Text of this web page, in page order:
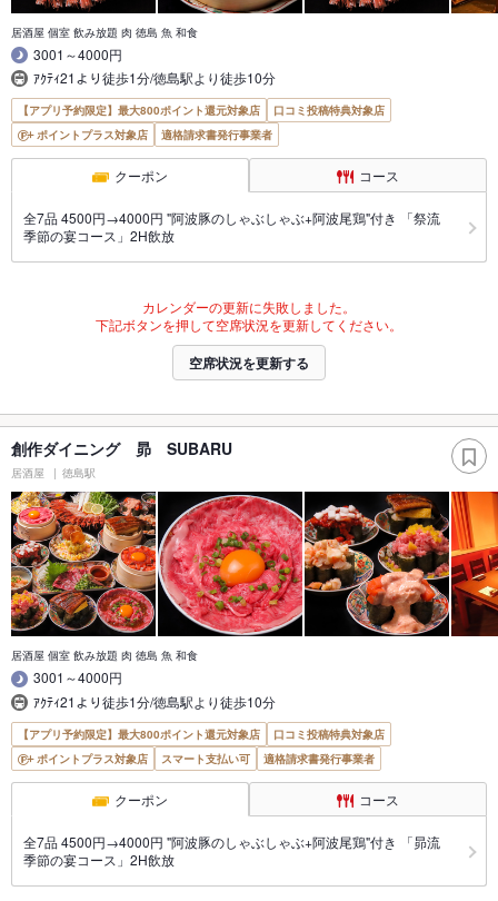
居酒屋 個室 飲み放題 肉 徳島 魚 和食
3001～4000円
ｱｸﾃｨ21より徒歩1分/徳島駅より徒歩10分
【アプリ予約限定】最大800ポイント還元対象店
口コミ投稿特典対象店
ポイントプラス対象店
適格請求書発行事業者
クーポン コース
全7品 4500円→4000円 "阿波豚のしゃぶしゃぶ+阿波尾鶏"付き 「祭流
季節の宴コース」2H飲放
カレンダーの更新に失敗しました。
下記ボタンを押して空席状況を更新してください。
空席状況を更新する
創作ダイニング 昴 SUBARU
居酒屋 徳島駅
居酒屋 個室 飲み放題 肉 徳島 魚 和食
3001～4000円
ｱｸﾃｨ21より徒歩1分/徳島駅より徒歩10分
【アプリ予約限定】最大800ポイント還元対象店
口コミ投稿特典対象店
ポイントプラス対象店
スマート支払い可 適格請求書発行事業者
クーポン コース
全7品 4500円→4000円 "阿波豚のしゃぶしゃぶ+阿波尾鶏"付き 「昴流
季節の宴コース」2H飲放